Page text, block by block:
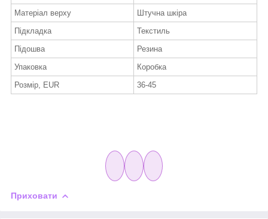
Матеріал верху
Штучна шкіра
Підкладка
Текстиль
Підошва
Резина
Упаковка
Коробка
Розмір, EUR
36-45
Приховати